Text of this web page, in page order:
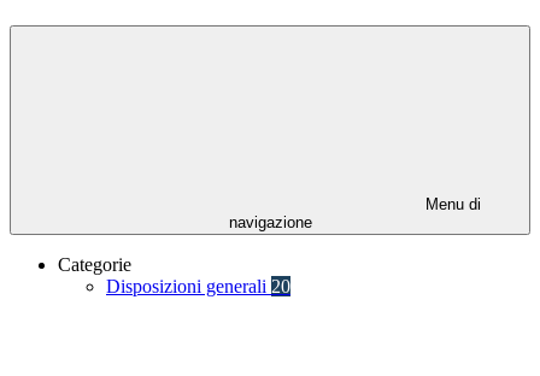
Menu di
navigazione
Categorie
Disposizioni generali 20